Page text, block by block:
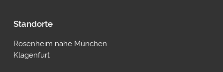
Standorte
Rosenheim nähe München
Klagenfurt